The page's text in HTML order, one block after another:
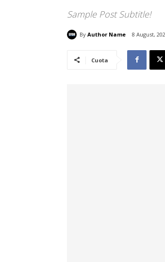
Sample Post Subtitle!
By Author Name 8 August,
Cuota